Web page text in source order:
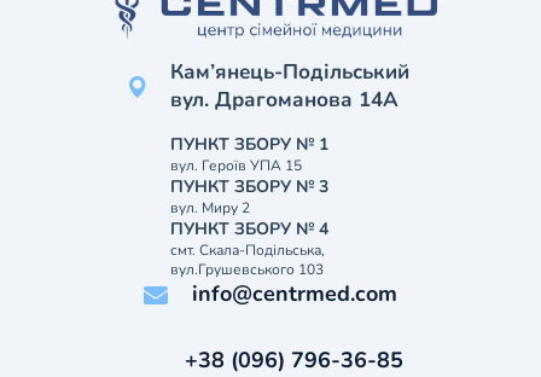
Кам’янець-Подільський
вул. Драгоманова 14А
ПУНКТ ЗБОРУ № 1
вул. Героїв УПА 15
ПУНКТ ЗБОРУ № 3
вул. Миру 2
ПУНКТ ЗБОРУ № 4
смт. Скала-Подільська,
вул.Грушевського 103
info@centrmed.com
+38 (096) 796-36-85